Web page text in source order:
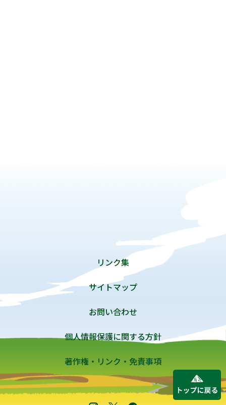
リンク集
サイトマップ
お問い合わせ
個人情報保護に関する方針
著作権・リンク・免責事項